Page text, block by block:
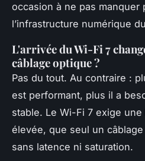
occasion à ne pas manquer
l’infrastructure numérique
L'arrivée du Wi-Fi 7
câblage optique ?
Pas du tout. Au contraire :
est performant, plus il a
stable. Le Wi-Fi 7 exige
élevée, que seul un
sans latence ni saturation.